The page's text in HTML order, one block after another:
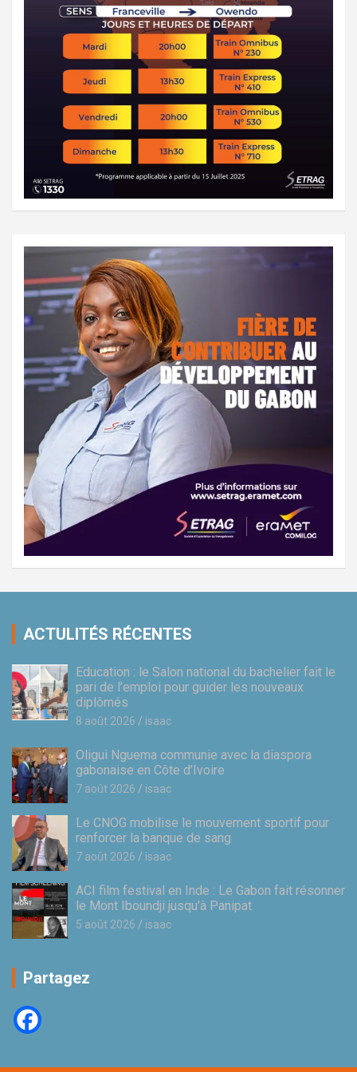
ACTULITÉS RÉCENTES
Education : le Salon national du bachelier fait le
pari de l’emploi pour guider les nouveaux
diplômés
8 août 2026 isaac
Oligui Nguema communie avec la diaspora
gabonaise en Côte d’Ivoire
7 août 2026 isaac
Le CNOG mobilise le mouvement sportif pour
renforcer la banque de sang
7 août 2026 isaac
ACI film festival en Inde : Le Gabon fait résonner
le Mont Iboundji jusqu’à Panipat
5 août 2026 isaac
Partagez